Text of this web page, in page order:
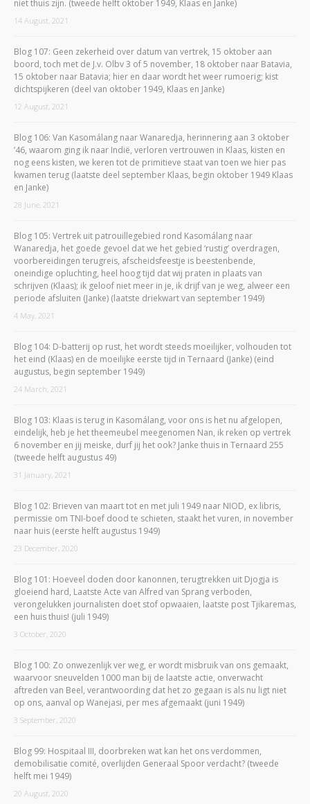
niet thuis zijn. (tweede helft oktober 1949, Klaas en Janke)
14 August, 2021
Blog 107: Geen zekerheid over datum van vertrek, 15 oktober aan
boord, toch met de J.v. Olbv 3 of 5 november, 18 oktober naar Batavia,
15 oktober naar Batavia; hier en daar wordt het weer rumoerig; kist
dichtspijkeren (deel van oktober 1949, Klaas en Janke)
12 August, 2021
Blog 106: Van Kasomálang naar Wanaredja, herinnering aan 3 oktober
’46, waarom ging ik naar Indië, verloren vertrouwen in Klaas, kisten en
nog eens kisten, we keren tot de primitieve staat van toen we hier pas
kwamen terug (laatste deel september Klaas, begin oktober 1949 Klaas
en Janke)
28 June, 2021
Blog 105: Vertrek uit patrouillegebied rond Kasomálang naar
Wanaredja, het goede gevoel dat we het gebied ‘rustig’ overdragen,
voorbereidingen terugreis, afscheidsfeestje is beestenbende,
oneindige opluchting, heel hoog tijd dat wij praten in plaats van
schrijven (Klaas); ik geloof niet meer in je, ik drijf van je weg, alweer een
periode afsluiten (Janke) (laatste driekwart van september 1949)
4 May, 2021
Blog 104: D-batterij op rust, het wordt steeds moeilijker, volhouden tot
het eind (Klaas) en de moeilijke eerste tijd in Ternaard (Janke) (eind
augustus, begin september 1949)
24 March, 2021
Blog 103: Klaas is terug in Kasomálang, voor ons is het nu afgelopen,
eindelijk, heb je het theemeubel meegenomen Nan, ik reken op vertrek
6 november en jij meiske, durf jij het ook? Janke thuis in Ternaard 255
(tweede helft augustus 49)
31 January, 2021
Blog 102: Brieven van maart tot en met juli 1949 naar NIOD, ex libris,
permissie om TNI-boef dood te schieten, staakt het vuren, in november
naar huis (eerste helft augustus 1949)
23 December, 2020
Blog 101: Hoeveel doden door kanonnen, terugtrekken uit Djogja is
gloeiend hard, Laatste Acte van Alfred van Sprang verboden,
verongelukken journalisten doet stof opwaaien, laatste post Tjikaremas,
een huis thuis! (juli 1949)
3 October, 2020
Blog 100: Zo onwezenlijk ver weg, er wordt misbruik van ons gemaakt,
waarvoor sneuvelden 1000 man bij de laatste actie, onverwacht
aftreden van Beel, verantwoording dat het zo gegaan is als nu ligt niet
op ons, aanval op Wanejasi, per mes afgemaakt (juni 1949)
3 September, 2020
Blog 99: Hospitaal III, doorbreken wat kan het ons verdommen,
demobilisatie comité, overlijden Generaal Spoor verdacht? (tweede
helft mei 1949)
20 August, 2020